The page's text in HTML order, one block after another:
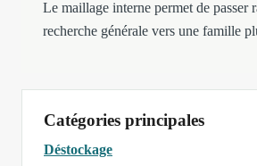
Le maillage interne permet de passer
recherche générale vers une famille
Catégories principales
Déstockage